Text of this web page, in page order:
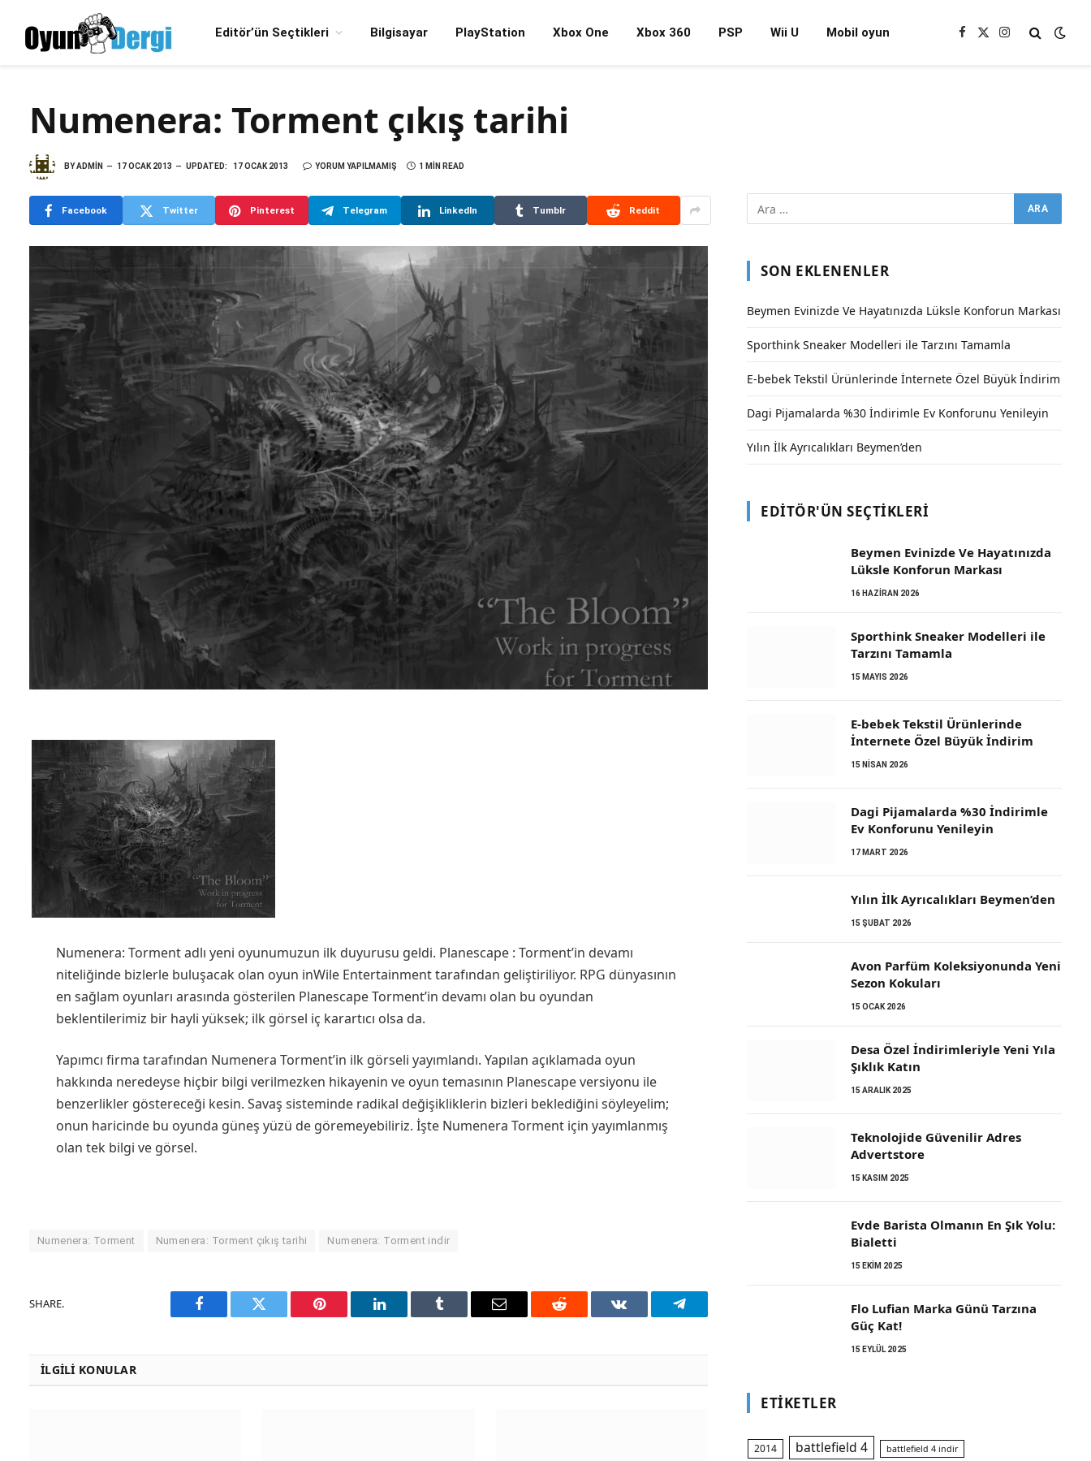
Editör’ün Seçtikleri Bilgisayar PlayStation Xbox One Xbox 360 PSP Wii U Mobil oyun Facebook
X
Instagram
Numenera: Torment çıkış tarihi
BYADMIN 17 OCAK 2013 UPDATED: 17 OCAK 2013 YORUM YAPILMAMIŞ 1 MIN READ
Facebook Twitter Pinterest Telegram LinkedIn Tumblr Reddit
Numenera: Torment adlı yeni oyunumuzun ilk duyurusu geldi. Planescape : Torment’in devamı
niteliğinde bizlerle buluşacak olan oyun inWile Entertainment tarafından geliştiriliyor. RPG dünyasının
en sağlam oyunları arasında gösterilen Planescape Torment’in devamı olan bu oyundan
beklentilerimiz bir hayli yüksek; ilk görsel iç karartıcı olsa da.
Yapımcı firma tarafından Numenera Torment’in ilk görseli yayımlandı. Yapılan açıklamada oyun
hakkında neredeyse hiçbir bilgi verilmezken hikayenin ve oyun temasının Planescape versiyonu ile
benzerlikler göstereceği kesin. Savaş sisteminde radikal değişikliklerin bizleri beklediğini söyleyelim;
onun haricinde bu oyunda güneş yüzü de göremeyebiliriz. İşte Numenera Torment için yayımlanmış
olan tek bilgi ve görsel.
Numenera: Torment Numenera: Torment çıkış tarihi Numenera: Torment indir
SHARE.
Facebook Twitter Pinterest LinkedIn Tumblr Email Reddit VKontakteTelegram
İLGILI KONULAR
SON EKLENENLER
Beymen Evinizde Ve Hayatınızda Lüksle Konforun Markası
Sporthink Sneaker Modelleri ile Tarzını Tamamla
E-bebek Tekstil Ürünlerinde İnternete Özel Büyük İndirim
Dagi Pijamalarda %30 İndirimle Ev Konforunu Yenileyin
Yılın İlk Ayrıcalıkları Beymen’den
EDITÖR'ÜN SEÇTIKLERI
Beymen Evinizde Ve Hayatınızda
Lüksle Konforun Markası
16 HAZIRAN 2026
Sporthink Sneaker Modelleri ile
Tarzını Tamamla
15 MAYIS 2026
E-bebek Tekstil Ürünlerinde
İnternete Özel Büyük İndirim
15 NISAN 2026
Dagi Pijamalarda %30 İndirimle
Ev Konforunu Yenileyin
17 MART 2026
Yılın İlk Ayrıcalıkları Beymen’den
15 ŞUBAT 2026
Avon Parfüm Koleksiyonunda Yeni
Sezon Kokuları
15 OCAK 2026
Desa Özel İndirimleriyle Yeni Yıla
Şıklık Katın
15 ARALIK 2025
Teknolojide Güvenilir Adres
Advertstore
15 KASIM 2025
Evde Barista Olmanın En Şık Yolu:
Bialetti
15 EKIM 2025
Flo Lufian Marka Günü Tarzına
Güç Kat!
15 EYLÜL 2025
ETIKETLER
2014 battlefield 4 battlefield 4 indir